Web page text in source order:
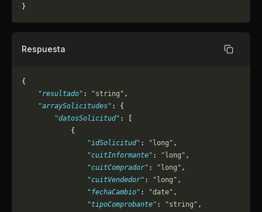
}
Respuesta Copiar
{
    "resultado"
: "string" ,
    "arraySolicitudes"
: {
        "datosSolicitud"
: [
            {
                "idSolicitud"
: "long" ,
                "cuitInformante"
: "long" ,
                "cuitComprador"
: "long" ,
                "cuitVendedor"
: "long" ,
                "fechaCambio"
: "date" ,
                "tipoComprobante"
: "string" ,